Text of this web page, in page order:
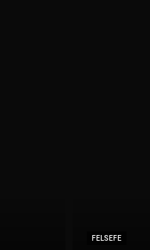
FELSEFE